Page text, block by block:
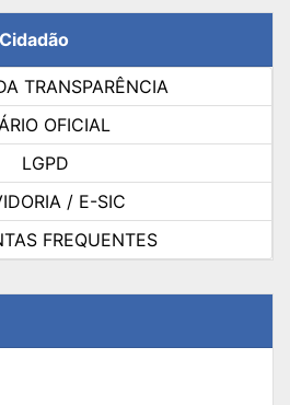
TRANSPARÊNCIA
OFICIAL
LGPD
/ E-SIC
FREQUENTES